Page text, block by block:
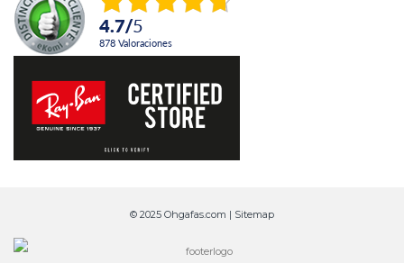
4.7/5
878 Valoraciones
© 2025 Ohgafas.com | Sitemap